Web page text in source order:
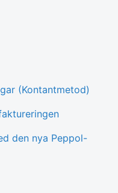
(Kontantmetod)
den nya Peppol-